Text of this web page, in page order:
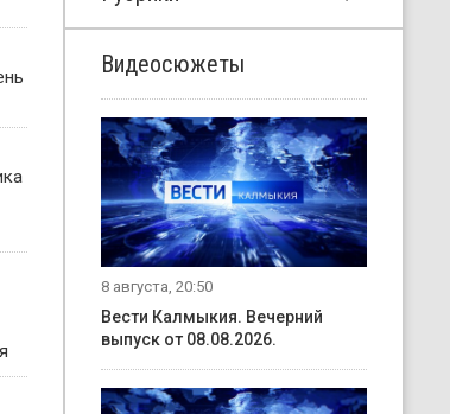
Видеосюжеты
8 августа, 20:50
Вести Калмыкия. Вечерний
выпуск от 08.08.2026.